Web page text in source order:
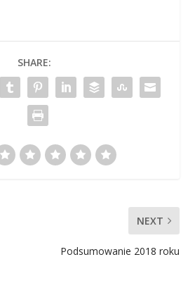
SHARE:
NEXT
Podsumowanie 2018 roku